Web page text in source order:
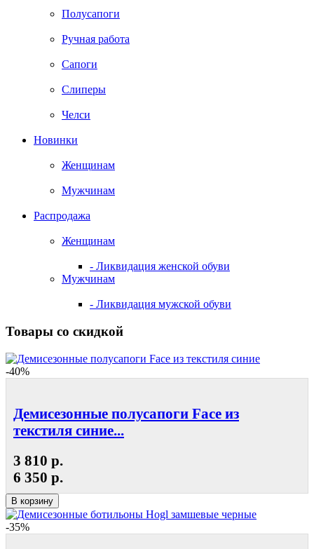
Полусапоги
Ручная работа
Сапоги
Слиперы
Челси
Новинки
Женщинам
Мужчинам
Распродажа
Женщинам
- Ликвидация женской обуви
Мужчинам
- Ликвидация мужской обуви
Товары со скидкой
-40%
Демисезонные полусапоги Face из
текстиля синие...
3 810 р.
6 350 р.
В корзину
-35%